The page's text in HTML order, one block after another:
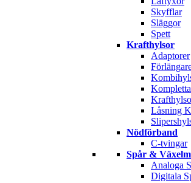
Skyfflar
Släggor
Spett
Krafthylsor
Adaptorer
Låsning
Nödförband
C-tvingar
Spår &
Analoga
Digitala